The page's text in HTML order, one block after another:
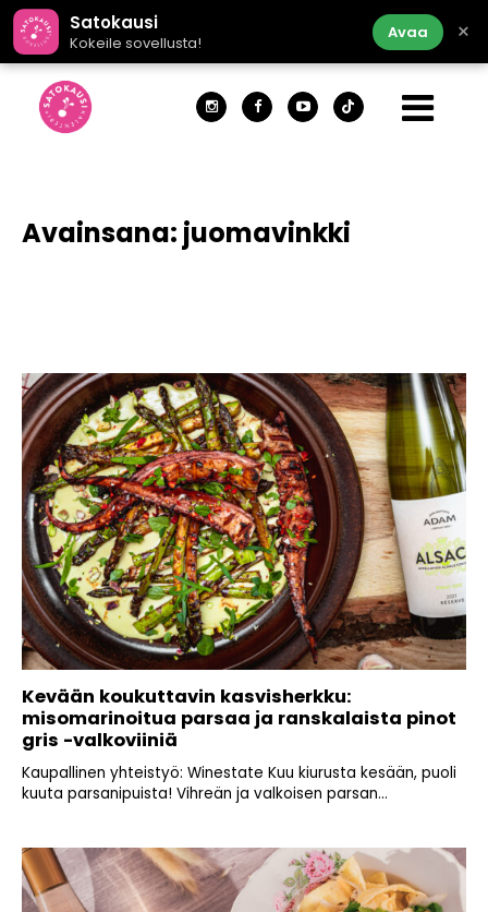
Satokausi
Kokeile sovellusta!
Avaa ×
Avainsana: juomavinkki
Kevään koukuttavin kasvisherkku:
misomarinoitua parsaa ja ranskalaista pinot
gris -valkoviiniä
Kaupallinen yhteistyö: Winestate Kuu kiurusta kesään, puoli
kuuta parsanipuista! Vihreän ja valkoisen parsan...